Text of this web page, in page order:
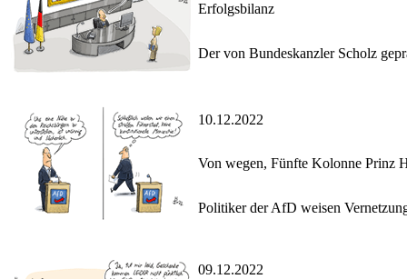
Erfolgsbilanz
Der von Bundeskanzler Scholz
10.12.2022
Von wegen, Fünfte Kolonne Prinz
Politiker der AfD weisen
09.12.2022